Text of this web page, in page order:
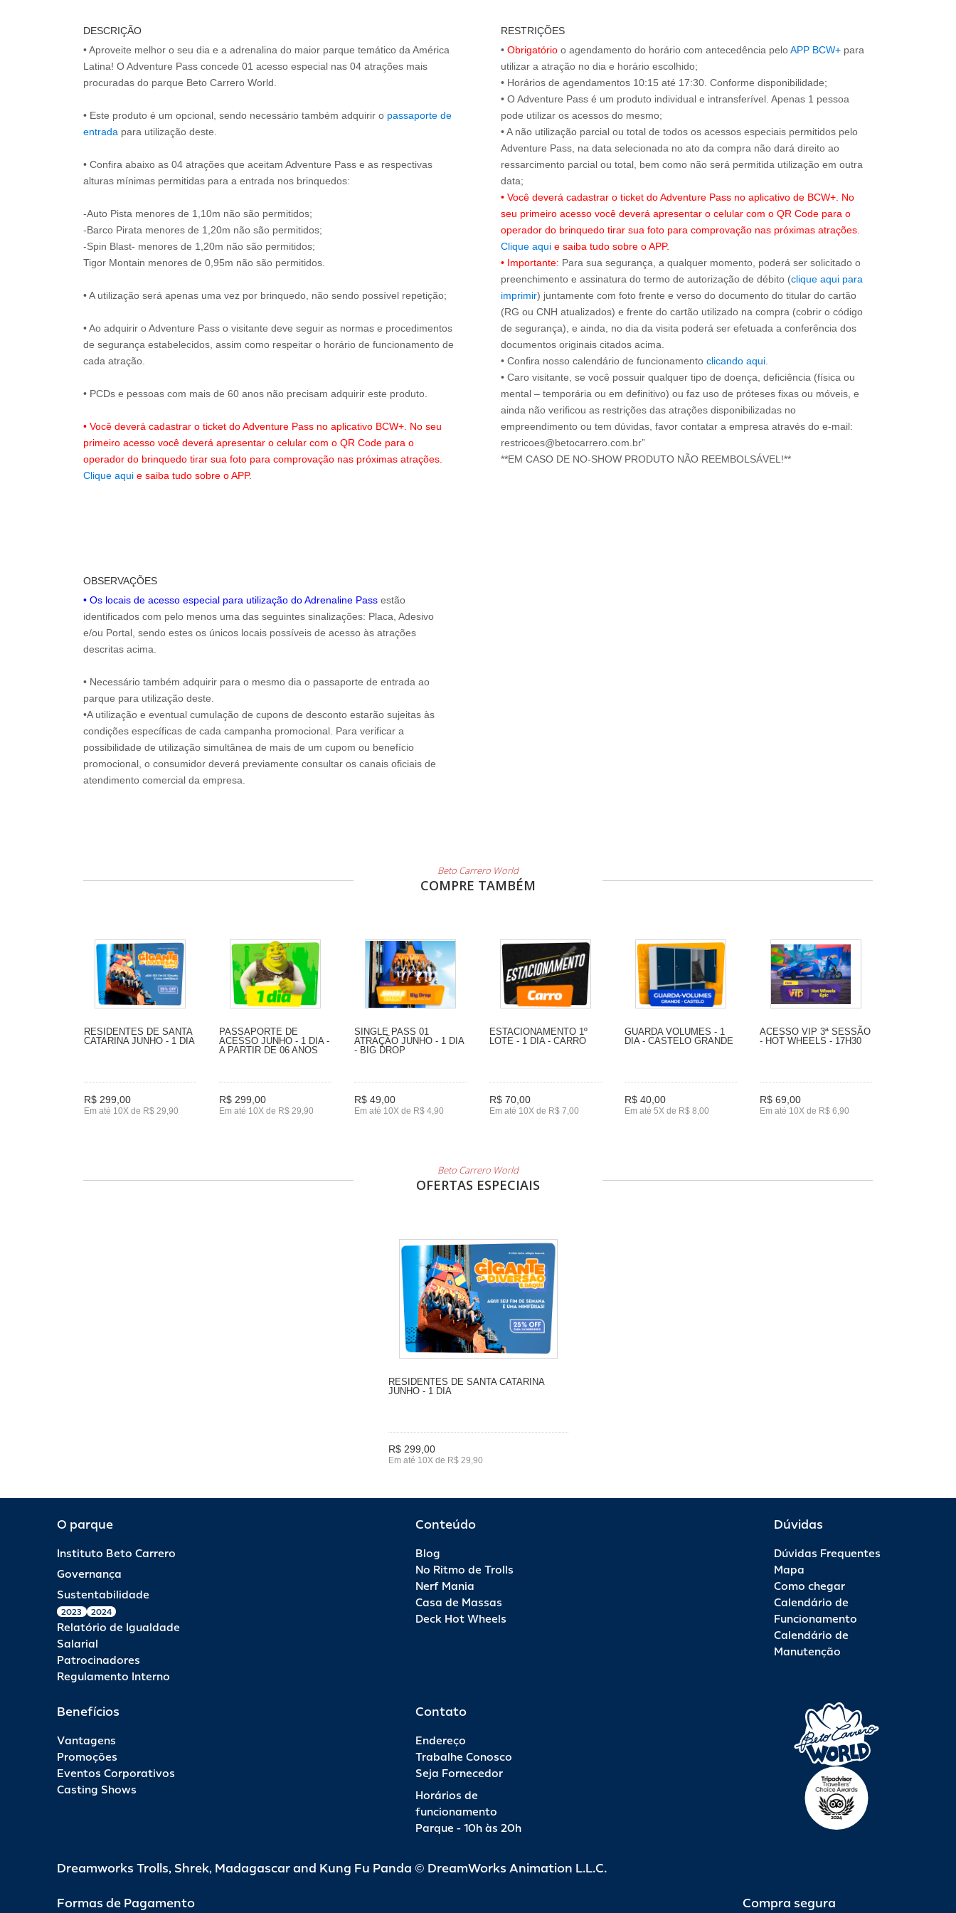
DESCRIÇÃO
• Aproveite melhor o seu dia e a adrenalina do maior parque temático da América
Latina! O Adventure Pass concede 01 acesso especial nas 04 atrações mais
procuradas do parque Beto Carrero World.
• Este produto é um opcional, sendo necessário também adquirir o passaporte de
entrada para utilização deste.
• Confira abaixo as 04 atrações que aceitam Adventure Pass e as respectivas
alturas mínimas permitidas para a entrada nos brinquedos:
-Auto Pista menores de 1,10m não são permitidos;
-Barco Pirata menores de 1,20m não são permitidos;
-Spin Blast- menores de 1,20m não são permitidos;
Tigor Montain menores de 0,95m não são permitidos.
• A utilização será apenas uma vez por brinquedo, não sendo possível repetição;
• Ao adquirir o Adventure Pass o visitante deve seguir as normas e procedimentos
de segurança estabelecidos, assim como respeitar o horário de funcionamento de
cada atração.
• PCDs e pessoas com mais de 60 anos não precisam adquirir este produto.
• Você deverá cadastrar o ticket do Adventure Pass no aplicativo BCW+. No seu
primeiro acesso você deverá apresentar o celular com o QR Code para o
operador do brinquedo tirar sua foto para comprovação nas próximas atrações.
Clique aqui e saiba tudo sobre o APP.
OBSERVAÇÕES
• Os locais de acesso especial para utilização do Adrenaline Pass estão
identificados com pelo menos uma das seguintes sinalizações: Placa, Adesivo
e/ou Portal, sendo estes os únicos locais possíveis de acesso às atrações
descritas acima.
• Necessário também adquirir para o mesmo dia o passaporte de entrada ao
parque para utilização deste.
•A utilização e eventual cumulação de cupons de desconto estarão sujeitas às
condições específicas de cada campanha promocional. Para verificar a
possibilidade de utilização simultânea de mais de um cupom ou benefício
promocional, o consumidor deverá previamente consultar os canais oficiais de
atendimento comercial da empresa.
RESTRIÇÕES
• Obrigatório o agendamento do horário com antecedência peloAPP BCW+ para
utilizar a atração no dia e horário escolhido;
• Horários de agendamentos 10:15 até 17:30. Conforme disponibilidade;
• O Adventure Pass é um produto individual e intransferível. Apenas 1 pessoa
pode utilizar os acessos do mesmo;
• A não utilização parcial ou total de todos os acessos especiais permitidos pelo
Adventure Pass, na data selecionada no ato da compra não dará direito ao
ressarcimento parcial ou total, bem como não será permitida utilização em outra
• Você deverá cadastrar o ticket do Adventure Pass no aplicativo de BCW+. No
seu primeiro acesso você deverá apresentar o celular com o QR Code para o
operador do brinquedo tirar sua foto para comprovação nas próximas atrações.
Clique aqui e saiba tudo sobre o APP.
• Importante: Para sua segurança, a qualquer momento, poderá ser solicitado o
preenchimento e assinatura do termo de autorização de débito (clique aqui para
imprimir) juntamente com foto frente e verso do documento do titular do cartão
(RG ou CNH atualizados) e frente do cartão utilizado na compra (cobrir o código
de segurança), e ainda, no dia da visita poderá ser efetuada a conferência dos
documentos originais citados acima.
• Confira nosso calendário de funcionamento clicando aqui.
• Caro visitante, se você possuir qualquer tipo de doença, deficiência (física ou
mental – temporária ou em definitivo) ou faz uso de próteses fixas ou móveis, e
ainda não verificou as restrições das atrações disponibilizadas no
empreendimento ou tem dúvidas, favor contatar a empresa através do e-mail:
restricoes@betocarrero.com.br”
Beto Carrero World
COMPRE TAMBÉM
RESIDENTES DE SANTA
CATARINA JUNHO - 1 DIA
R$ 299,00
Em até 10X de R$ 29,90
PASSAPORTE DE
ACESSO JUNHO - 1 DIA -
A PARTIR DE 06 ANOS
R$ 299,00
Em até 10X de R$ 29,90
SINGLE PASS 01
ATRAÇÃO JUNHO - 1 DIA
- BIG DROP
R$ 49,00
Em até 10X de R$ 4,90
ESTACIONAMENTO 1º
LOTE - 1 DIA - CARRO
R$ 70,00
Em até 10X de R$ 7,00
GUARDA VOLUMES - 1
DIA - CASTELO GRANDE
R$ 40,00
Em até 5X de R$ 8,00
ACESSO VIP 3ª SESSÃO
- HOT WHEELS - 17H30
R$ 69,00
Em até 10X de R$ 6,90
Beto Carrero World
OFERTAS ESPECIAIS
RESIDENTES DE SANTA CATARINA
JUNHO - 1 DIA
R$ 299,00
Em até 10X de R$ 29,90
O parque
Instituto Beto Carrero
Governança
Sustentabilidade
2023 2024
Relatório de Igualdade
Salarial
Patrocinadores
Regulamento Interno
Conteúdo
Blog
No Ritmo de Trolls
Nerf Mania
Casa de Massas
Deck Hot Wheels
Dúvidas
Dúvidas Frequentes
Mapa
Como chegar
Calendário de
Funcionamento
Calendário de
Manutenção
Benefícios
Vantagens
Promoções
Eventos Corporativos
Casting Shows
Contato
Endereço
Trabalhe Conosco
Seja Fornecedor
Horários de
funcionamento
Parque - 10h às 20h
Dreamworks Trolls, Shrek, Madagascar and Kung Fu Panda © DreamWorks Animation L.L.C.
Formas de Pagamento Compra segura